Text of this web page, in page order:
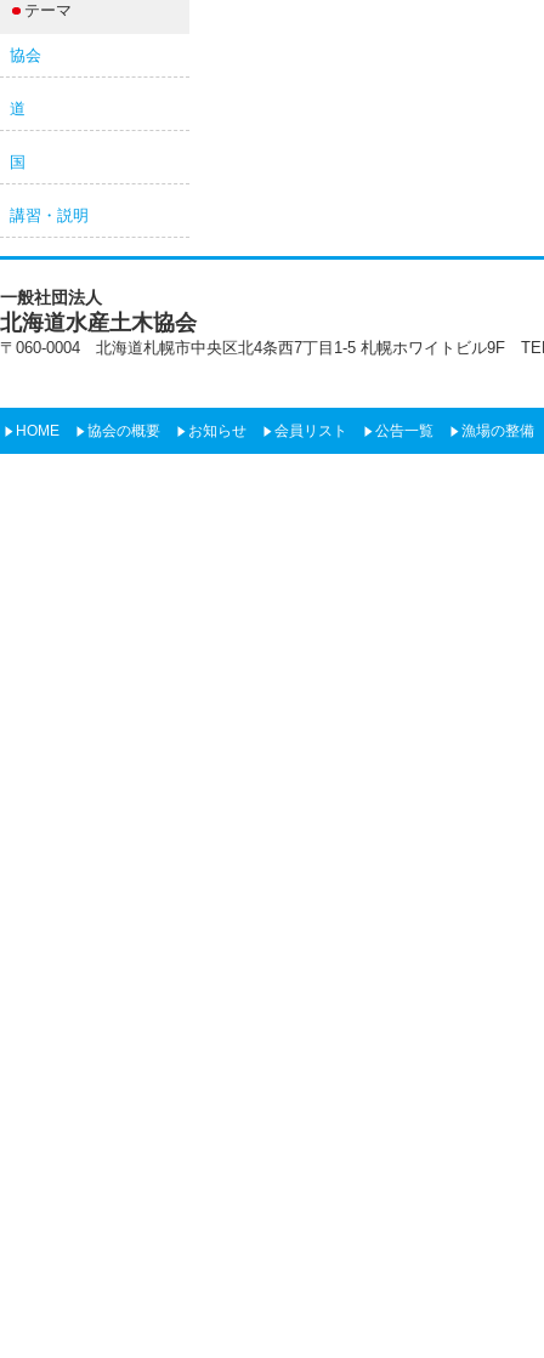
テーマ
協会
道
国
講習・説明
一般社団法人
北海道水産土木協会
〒060-0004 北海道札幌市中央区北4条西7丁目1-5 札幌ホワイトビル9F
HOME 協会の概要 お知らせ 会員リスト 公告一覧 漁場の整備